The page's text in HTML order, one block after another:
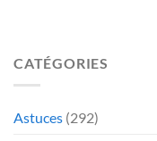
CATÉGORIES
Astuces (292)